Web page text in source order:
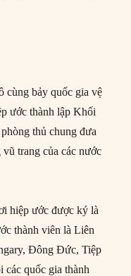
cùng bảy quốc gia vệ
ước thành lập Khối
thủ chung đưa
trang của các nước
hiệp ước được ký là
thành viên là Liên
Đông Đức, Tiệp
quốc gia thành